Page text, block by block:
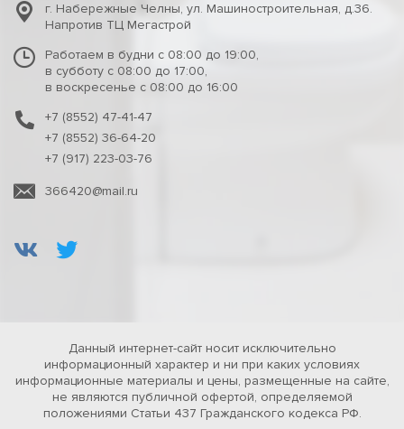
г. Набережные Челны, ул. Машиностроительная, д.36.
Напротив ТЦ Мегастрой
Работаем в будни с 08:00 до 19:00,
в субботу с 08:00 до 17:00,
в воскресенье с 08:00 до 16:00
+7 (8552) 47-41-47
+7 (8552) 36-64-20
+7 (917) 223-03-76
366420@mail.ru
Данный интернет-сайт носит исключительно
информационный характер и ни при каких условиях
информационные материалы и цены, размещенные на сайте,
не являются публичной офертой, определяемой
положениями Статьи 437 Гражданского кодекса РФ.